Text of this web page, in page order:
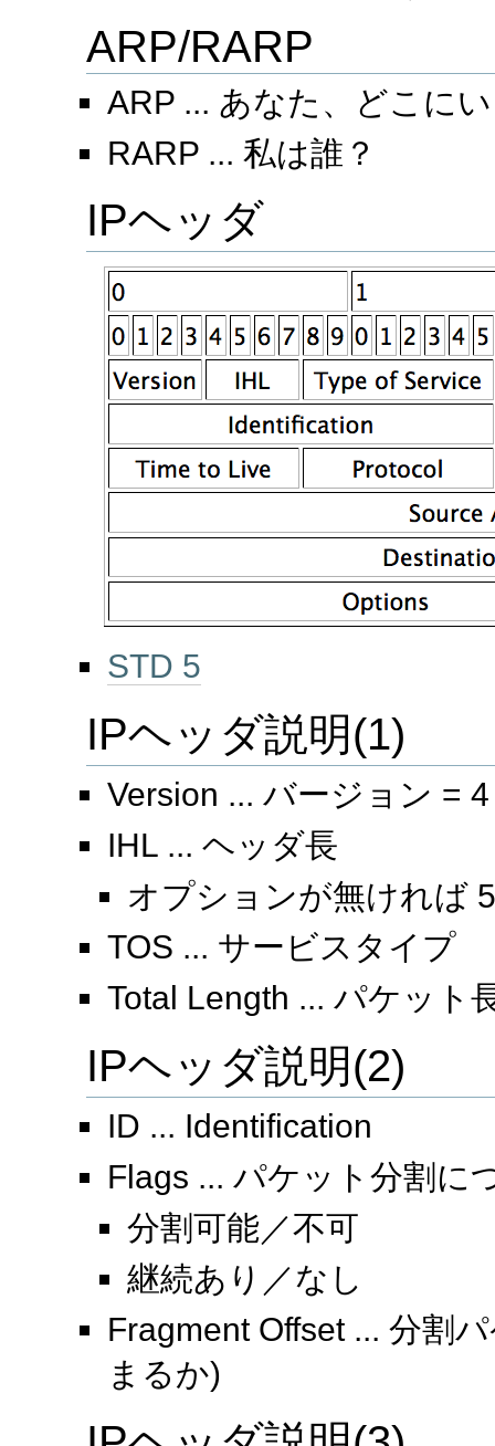
ARP/RARP
ARP ... あなた、どこに
RARP ... 私は誰？
IPヘッダ
STD 5
IPヘッダ説明(1)
Version ... バージョン = 4
IHL ... ヘッダ長
オプションが無ければ
TOS ... サービスタイプ
Total Length ... パケット
IPヘッダ説明(2)
ID ... Identification
Flags ... パケット分割に
分割可能／不可
継続あり／なし
Fragment Offset ... 分割
まるか)